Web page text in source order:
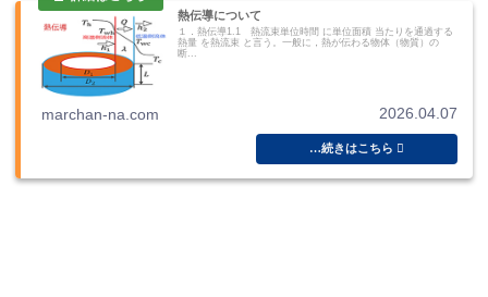
熱伝導について
１．熱伝導1.1 熱流束単位時間 に単位面積 当たりを通過する
熱量 を熱流束 と言う。一般に，熱が伝わる物体（物質）の
断...
marchan-na.com 2026.04.07